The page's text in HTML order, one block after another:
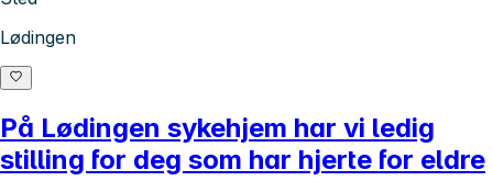
Lødingen
På Lødingen sykehjem har vi ledig
stilling for deg som har hjerte for eldre